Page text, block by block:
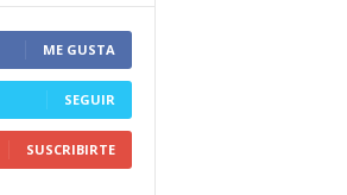
ME GUSTA
SEGUIR
SUSCRIBIRTE